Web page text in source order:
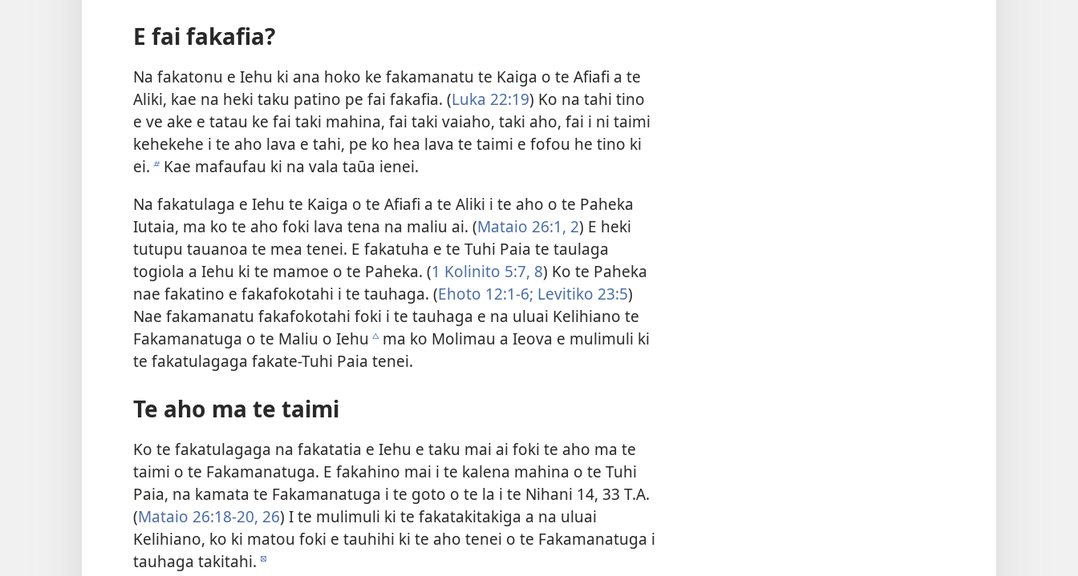
E fai fakafia?
Na fakatonu e Iehu ki ana hoko ke fakamanatu te Kaiga o te Afiafi a te
Aliki, kae na heki taku patino pe fai fakafia. (Luka 22:19) Ko na tahi tino
e ve ake e tatau ke fai taki mahina, fai taki vaiaho, taki aho, fai i ni taimi
kehekehe i te aho lava e tahi, pe ko hea lava te taimi e fofou he tino ki
ei. bKae mafaufau ki na vala taūa ienei.
Na fakatulaga e Iehu te Kaiga o te Afiafi a te Aliki i te aho o te Paheka
Iutaia, ma ko te aho foki lava tena na maliu ai. (Mataio 26:​1, 2) E heki
tutupu tauanoa te mea tenei. E fakatuha e te Tuhi Paia te taulaga
togiola a Iehu ki te mamoe o te Paheka. (1 Kolinito 5:​7, 8) Ko te Paheka
nae fakatino e fakafokotahi i te tauhaga. (Ehoto 12:​1-6; Levitiko 23:5)
Nae fakamanatu fakafokotahi foki i te tauhaga e na uluai Kelihiano te
Fakamanatuga o te Maliu o Iehu c ma ko Molimau a Ieova e mulimuli ki
te fakatulagaga fakate-Tuhi Paia tenei.
Te aho ma te taimi
Ko te fakatulagaga na fakatatia e Iehu e taku mai ai foki te aho ma te
taimi o te Fakamanatuga. E fakahino mai i te kalena mahina o te Tuhi
Paia, na kamata te Fakamanatuga i te goto o te la i te Nihani 14, 33 T.A.
(Mataio 26:18-​20, 26) I te mulimuli ki te fakatakitakiga a na uluai
Kelihiano, ko ki matou foki e tauhihi ki te aho tenei o te Fakamanatuga i
tauhaga takitahi. d